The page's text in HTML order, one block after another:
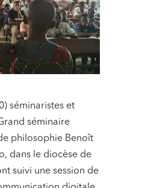
séminaristes et
séminaire
philosophie Benoît
dans le diocèse de
suivi une session de